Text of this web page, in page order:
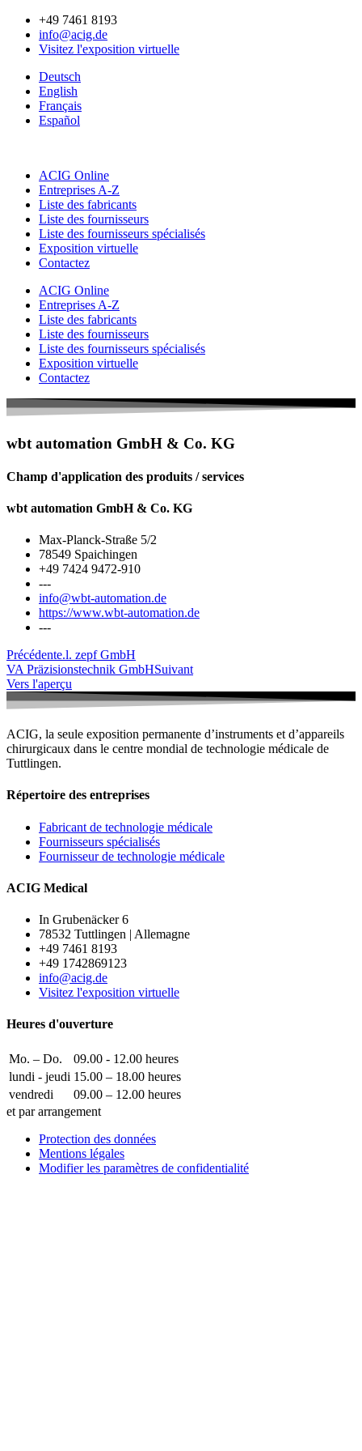
Aller
contenu
+49 7461 8193
info@acig.de
Visitez l'exposition virtuelle
Deutsch
English
Français
Español
ACIG Online
Entreprises A-Z
Liste des fabricants
Liste des fournisseurs
Liste des fournisseurs spécialisés
Exposition virtuelle
Contactez
ACIG Online
Entreprises A-Z
Liste des fabricants
Liste des fournisseurs
Liste des fournisseurs spécialisés
Exposition virtuelle
Contactez
wbt automation GmbH & Co. KG
Champ d'application des produits / services
wbt automation GmbH & Co. KG
Max-Planck-Straße 5/2
78549 Spaichingen
+49 7424 9472-910
---
info@wbt-automation.de
https://www.wbt-automation.de
---
Précédente.l. zepf GmbH
VA Präzisionstechnik GmbHSuivant
Vers l'aperçu
ACIG, la seule exposition permanente d’instruments et d’appareils
chirurgicaux dans le centre mondial de technologie médicale de
Tuttlingen.
Répertoire des entreprises
Fabricant de technologie médicale
Fournisseurs spécialisés
Fournisseur de technologie médicale
ACIG Medical
In Grubenäcker 6
78532 Tuttlingen | Allemagne
+49 7461 8193
+49 1742869123
info@acig.de
Visitez l'exposition virtuelle
Heures d'ouverture
Mo. – Do.
09.00 - 12.00 heures
lundi - jeudi 15.00 – 18.00 heures
vendredi
09.00 – 12.00 heures
et par arrangement
Protection des données
Mentions légales
Modifier les paramètres de confidentialité